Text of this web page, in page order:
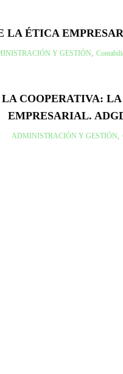
LA ÉTICA
Y GESTIÓN
COOPERATIVA:
EMPRESARIAL.
ADMINISTRACIÓN Y GESTIÓN,